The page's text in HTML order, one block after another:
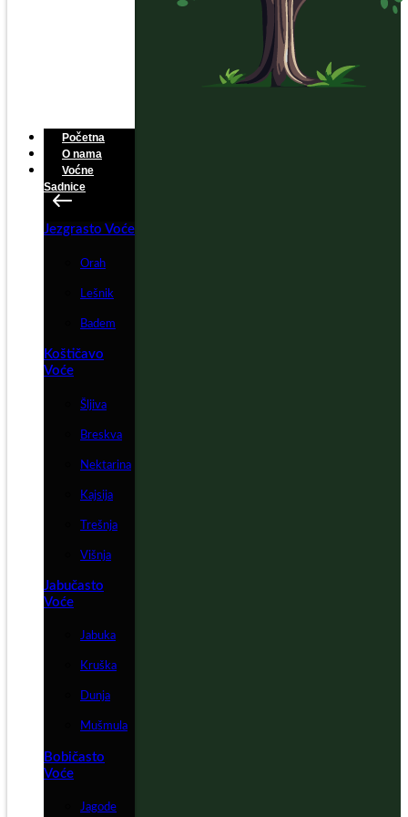
Početna
O nama
Voćne
Sadnice
Jezgrasto Voće
Orah
Lešnik
Badem
Koštičavo
Voće
Šljiva
Breskva
Nektarina
Kajsija
Trešnja
Višnja
Jabučasto
Voće
Jabuka
Kruška
Dunja
Mušmula
Bobičasto
Voće
Jagode